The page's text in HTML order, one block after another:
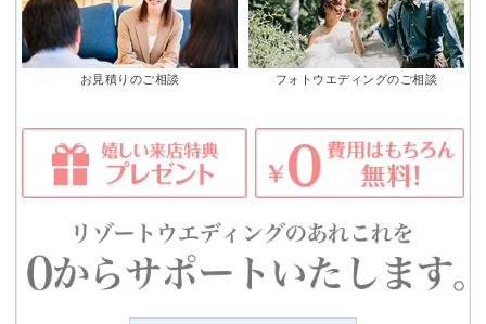
お見積りのご相談 フォトウエディングのご相談